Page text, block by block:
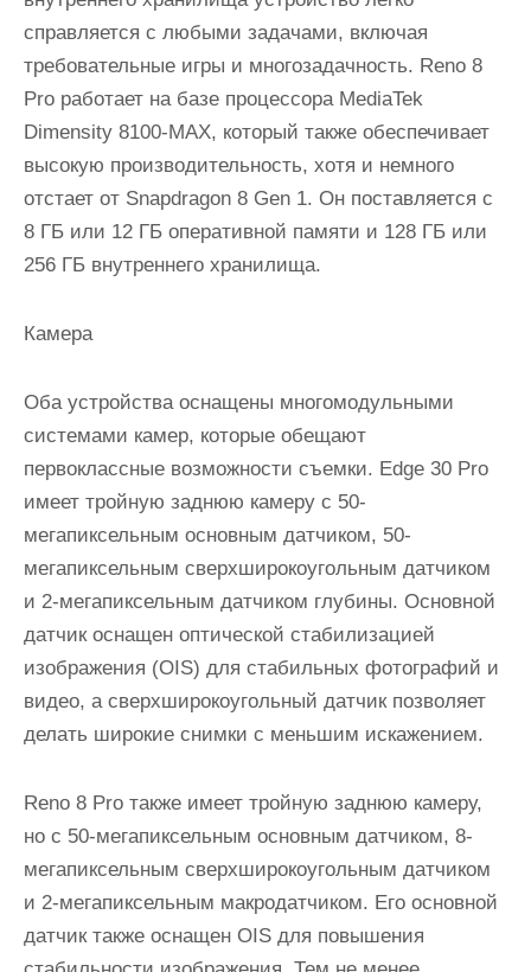
справляется с любыми задачами, включая
требовательные игры и многозадачность. Reno 8
Pro работает на базе процессора MediaTek
Dimensity 8100-MAX, который также обеспечивает
высокую производительность, хотя и немного
отстает от Snapdragon 8 Gen 1. Он поставляется с
8 ГБ или 12 ГБ оперативной памяти и 128 ГБ или
256 ГБ внутреннего хранилища.
Камера
Оба устройства оснащены многомодульными
системами камер, которые обещают
первоклассные возможности съемки. Edge 30 Pro
имеет тройную заднюю камеру с 50-
мегапиксельным основным датчиком, 50-
мегапиксельным сверхширокоугольным датчиком
и 2-мегапиксельным датчиком глубины. Основной
датчик оснащен оптической стабилизацией
изображения (OIS) для стабильных фотографий и
видео, а сверхширокоугольный датчик позволяет
делать широкие снимки с меньшим искажением.
Reno 8 Pro также имеет тройную заднюю камеру,
но с 50-мегапиксельным основным датчиком, 8-
мегапиксельным сверхширокоугольным датчиком
и 2-мегапиксельным макродатчиком. Его основной
датчик также оснащен OIS для повышения